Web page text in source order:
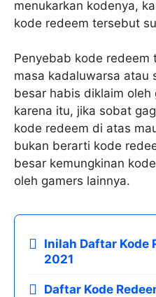
menukarkan kodenya,
kode redeem tersebut
Penyebab kode
masa kadaluwarsa atau
besar habis diklaim oleh
karena itu, jika sobat
kode redeem di atas
bukan berarti kode
besar kemungkinan
oleh gamers lainnya.
Inilah Daftar Kode
2021
Daftar Kode